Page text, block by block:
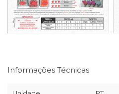
Informações Técnicas